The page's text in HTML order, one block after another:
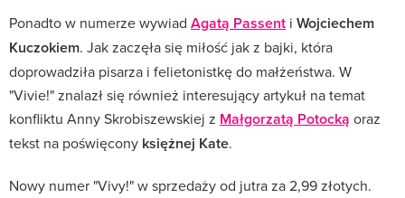
Ponadto w numerze wywiad Agatą Passent i Wojciechem
Kuczokiem. Jak zaczęła się miłość jak z bajki, która
doprowadziła pisarza i felietonistkę do małżeństwa. W
"Vivie!" znalazł się również interesujący artykuł na temat
konfliktu Anny Skrobiszewskiej z Małgorzatą Potocką oraz
tekst na poświęcony księżnej Kate.
Nowy numer "Vivy!" w sprzedaży od jutra za 2,99 złotych.